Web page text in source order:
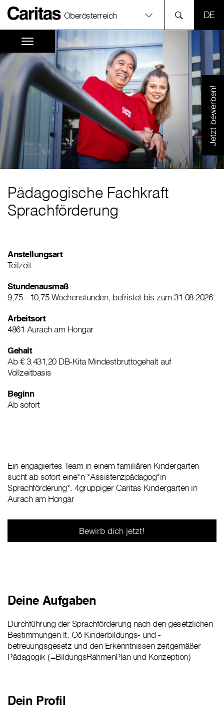
Oberösterreich
Jetzt bewerben!
Pädagogische Fachkraft
Sprachförderung
Anstellungsart
Teilzeit
Stundenausmaß
9,75 - 10,75 Wochenstunden, befristet bis zum 31.08.2026
Arbeitsort
4861 Aurach am Hongar
Gehalt
Ab € 3.431,20 DB-Kita Mindestbruttogehalt auf
Vollzeitbasis
Beginn
Ab sofort
Ein engagiertes Team in einem familiären Kindergarten
sucht ab sofort eine*n *Assistenzpädagog*in
Sprachförderung*. 4gruppiger Caritas Kindergarten in
Aurach am Hongar
Bewirb dich jetzt!
Deine Aufgaben
Durchführung der Sprachförderung nach den gesetzlichen
Bestimmungen lt. Oö Kinderbildungs- und -
betreuungsgesetz und den Erkenntnissen zeitgemäßer
Pädagogik (=BildungsRahmenPlan und Konzeption)
Dein Profil